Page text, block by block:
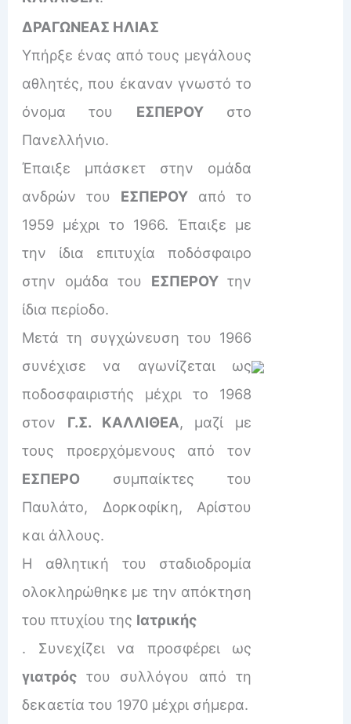
ΔΡΑΓΩΝΕΑΣ ΗΛΙΑΣ
Υπήρξε ένας από τους μεγάλους
αθλητές, που έκαναν γνωστό το
όνομα του ΕΣΠΕΡΟΥστο
Πανελλήνιο.
Έπαιξε μπάσκετ στην ομάδα
ανδρών του ΕΣΠΕΡΟΥ από το
1959 μέχρι το 1966. Έπαιξε με
την ίδια επιτυχία ποδόσφαιρο
στην ομάδα του ΕΣΠΕΡΟΥτην
ίδια περίοδο.
Μετά τη συγχώνευση του 1966
συνέχισε να αγωνίζεται ως
ποδοσφαιριστής μέχρι το 1968
στον Γ.Σ. ΚΑΛΛΙΘΕΑ, μαζί με
τους προερχόμενους από τον
ΕΣΠΕΡΟ συμπαίκτες του
Παυλάτο, Δορκοφίκη, Αρίστου
και άλλους.
Η αθλητική του σταδιοδρομία
ολοκληρώθηκε με την απόκτηση
του πτυχίου της Ιατρικής
. Συνεχίζει να προσφέρει ως
γιατρός του συλλόγου από τη
δεκαετία του 1970 μέχρι σήμερα.